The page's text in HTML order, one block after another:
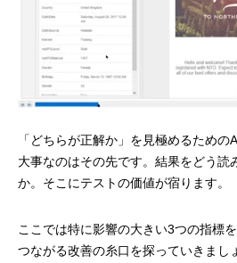
「どちらが正解か」を見極めるための
大事なのはその先です。結果をどう読
か。そこにテストの価値が宿ります。
ここでは特に影響の大きい3つの指標
つながる改善の糸口を探っていきまし